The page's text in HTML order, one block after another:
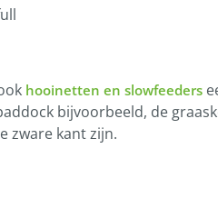
hooinetten en slowfeeders
bijvoorbeeld, de
zware kant zijn.